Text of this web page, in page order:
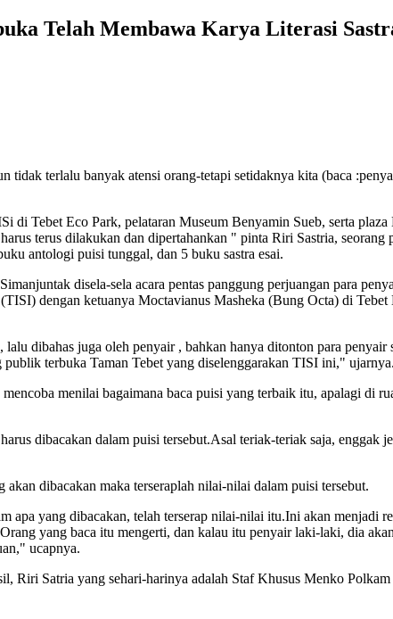
Telah Membawa Karya Literasi
terlalu banyak atensi orang-tetapi setidaknya kita (baca
di Tebet Eco Park, pelataran Museum Benyamin Sueb, serta
terus dilakukan dan dipertahankan " pinta Riri Sastria,
antologi puisi tunggal, dan 5 buku sastra esai.
disela-sela acara pentas panggung perjuangan para
dengan ketuanya Moctavianus Masheka (Bung Octa) di
dibahas juga oleh penyair , bahkan hanya ditonton para
terbuka Taman Tebet yang diselenggarakan TISI ini," ujarnya.
menilai bagaimana baca puisi yang terbaik itu, apalagi di
dibacakan dalam puisi tersebut.Asal teriak-teriak saja, enggak
dibacakan maka terseraplah nilai-nilai dalam puisi tersebut.
apa yang dibacakan, telah terserap nilai-nilai itu.Ini akan menjadi
yang baca itu mengerti, dan kalau itu penyair laki-laki, dia
ucapnya.
Riri Satria yang sehari-harinya adalah Staf Khusus Menko